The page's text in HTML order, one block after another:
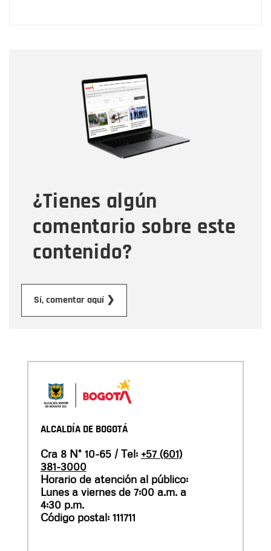
¿Tienes algún
comentario sobre este
contenido?
Sí, comentar aquí ❯
Correo electrónico
Tipo de comentario
Mensaje
ALCALDÍA DE BOGOTÁ
Cra 8 N° 10-65 / Tel: +57 (601)
381-3000
Horario de atención al público:
Lunes a viernes de 7:00 a.m. a
4:30 p.m.
Código postal: 111711